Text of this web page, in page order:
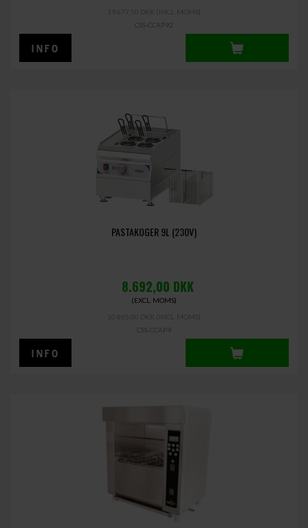
CSS-CCAP92
PASTAKOGER 9L (230V)
8.692,00 DKK
(EXCL. MOMS)
CSS-CCAP9